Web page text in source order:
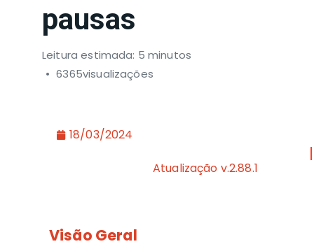
pausas
Leitura estimada: 5 minutos
6365visualizações
18/03/2024
Atualização v.2.88.1
Visão Geral